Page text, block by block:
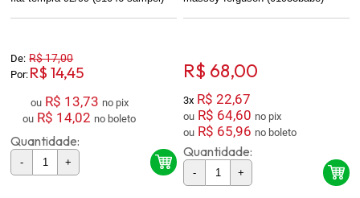
De: R$ 17,00
Por: R$ 14,45
ou R$ 13,73
no pix
ou R$ 14,02 no boleto
Quantidade:
- +
R$ 68,00
3x R$ 22,67
ou R$ 64,60
no pix
ou R$ 65,96 no boleto
Quantidade:
- +